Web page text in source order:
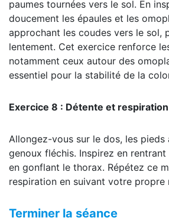
paumes tournées vers le sol. En
doucement les épaules et les
approchant les coudes vers le sol,
lentement. Cet exercice renforce
notamment ceux autour des
essentiel pour la stabilité de la
Exercice 8 : Détente et respiration
Allongez-vous sur le dos, les pieds
genoux fléchis. Inspirez en
en gonflant le thorax. Répétez ce
respiration en suivant votre propre
Terminer la séance